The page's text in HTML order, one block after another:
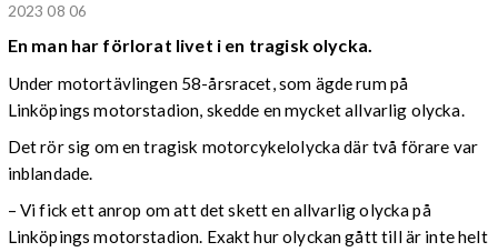
2023 08 06
En man har förlorat livet i en tragisk olycka.
Under motortävlingen 58-årsracet, som ägde rum på
Linköpings motorstadion, skedde en mycket allvarlig olycka.
Det rör sig om en tragisk motorcykelolycka där två förare var
inblandade.
– Vi fick ett anrop om att det skett en allvarlig olycka på
Linköpings motorstadion. Exakt hur olyckan gått till är inte helt